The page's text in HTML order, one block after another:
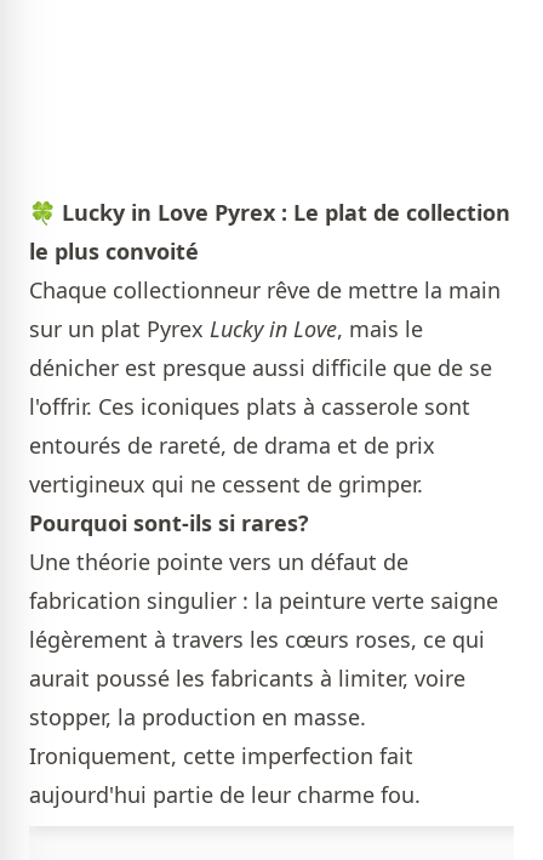
🍀 Lucky in Love Pyrex : Le plat de collection
le plus convoité
Chaque collectionneur rêve de mettre la main
sur un plat Pyrex Lucky in Love, mais le
dénicher est presque aussi difficile que de se
l'offrir. Ces iconiques plats à casserole sont
entourés de rareté, de drama et de prix
vertigineux qui ne cessent de grimper.
Pourquoi sont-ils si rares?
Une théorie pointe vers un défaut de
fabrication singulier : la peinture verte saigne
légèrement à travers les cœurs roses, ce qui
aurait poussé les fabricants à limiter, voire
stopper, la production en masse.
Ironiquement, cette imperfection fait
aujourd'hui partie de leur charme fou.